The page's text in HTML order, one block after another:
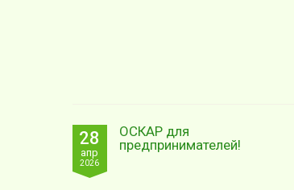
28
апр
2026
ОСКАР для
предпринимателей!